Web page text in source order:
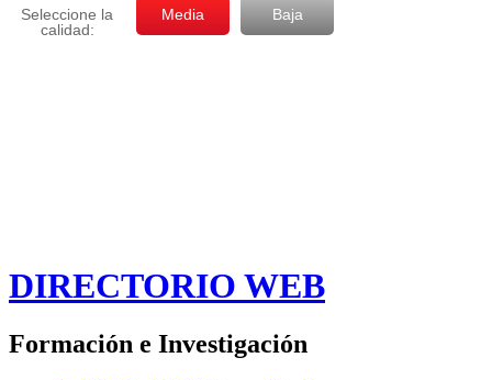
DIRECTORIO WEB
Formación e Investigación